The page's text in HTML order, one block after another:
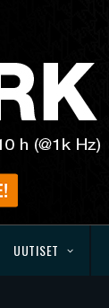
UUTISET